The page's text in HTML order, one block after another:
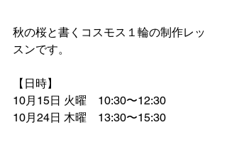
秋の桜と書くコスモス１輪の制作レッ
スンです。
【日時】
10月15日 火曜　10:30〜12:30
10月24日 木曜　13:30〜15:30